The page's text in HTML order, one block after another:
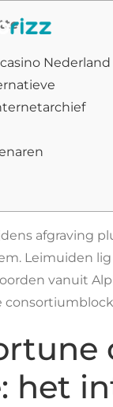
Nederland
afgraving
Leimuiden
vanuit
het